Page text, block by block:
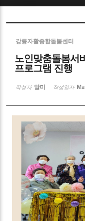
강릉자활종합돌봄센터
노인맞춤돌봄서
프로그램 진행
작성자 알미 작성일자